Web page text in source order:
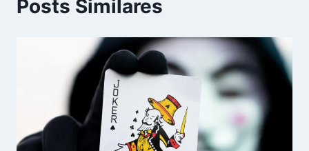
Posts Similares